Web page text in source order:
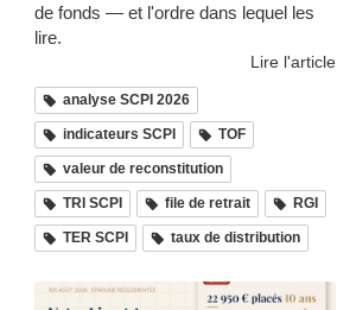
de fonds — et l'ordre dans lequel les
lire.
Lire l'article
analyse SCPI 2026
indicateurs SCPI TOF
valeur de reconstitution
TRI SCPI file de retrait RGI
TER SCPI taux de distribution